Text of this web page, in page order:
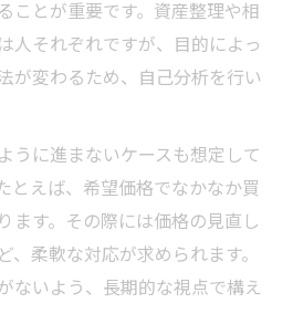
ことが重要です。資産整理や相
人それぞれですが、目的によっ
が変わるため、自己分析を行い
うに進まないケースも想定して
とえば、希望価格でなかなか買
ます。その際には価格の見直し
柔軟な対応が求められます。
ないよう、長期的な視点で構え